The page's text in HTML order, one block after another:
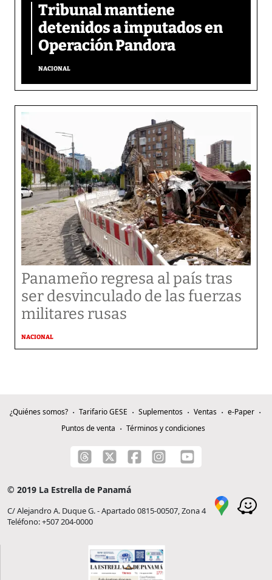
Tribunal mantiene
detenidos a imputados en
Operación Pandora
NACIONAL
Panameño regresa al país tras
ser desvinculado de las fuerzas
militares rusas
NACIONAL
¿Quiénes somos? Tarifario GESE Suplementos Ventas
e-Paper
Puntos de venta
Términos y condiciones
© 2019 La Estrella de Panamá
C/ Alejandro A. Duque G. - Apartado 0815-00507, Zona 4
Teléfono: +507 204-0000